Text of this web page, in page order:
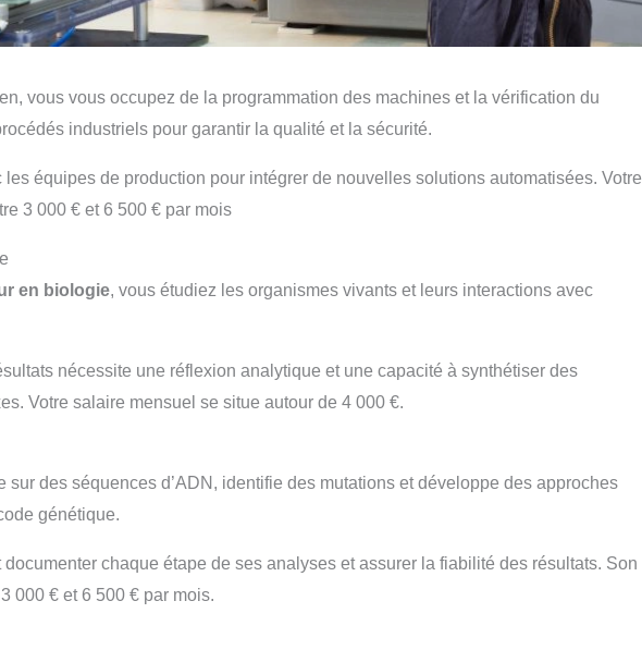
vous vous occupez de la programmation des machines et la vérification du
industriels pour garantir la qualité et la sécurité.
équipes de production pour intégrer de nouvelles solutions automatisées. Votre
3 000 € et 6 500 € par mois
en biologie, vous étudiez les organismes vivants et leurs interactions avec
nécessite une réflexion analytique et une capacité à synthétiser des
Votre salaire mensuel se situe autour de 4 000 €.
sur des séquences d’ADN, identifie des mutations et développe des approches
génétique.
chaque étape de ses analyses et assurer la fiabilité des résultats. Son
000 € et 6 500 € par mois.